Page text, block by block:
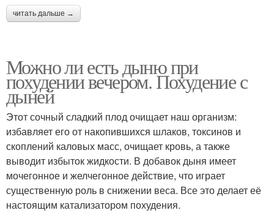
читать дальше →
Можно ли есть дыню при
похудении вечером. Похудение с
дыней
Этот сочный сладкий плод очищает наш организм:
избавляет его от накопившихся шлаков, токсинов и
скоплений каловых масс, очищает кровь, а также
выводит избыток жидкости. В добавок дыня имеет
мочегонное и желчегонное действие, что играет
существенную роль в снижении веса. Все это делает её
настоящим катализатором похудения.